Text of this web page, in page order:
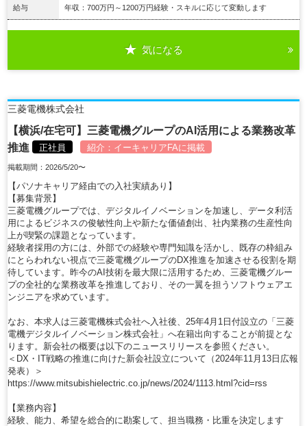
給与 年収：700万円～1200万円経験・スキルに応じて変動します
気になる
三菱電機株式会社
【横浜/在宅可】三菱電機グループのAI活用による業務改革
推進
正社員 紹介： イーキャリアFAに掲載
掲載期間：2026/5/20〜
【パソナキャリア経由での入社実績あり】
【募集背景】
三菱電機グループでは、デジタルイノベーションを加速し、データ利活
用によるビジネスの俊敏性向上や新たな価値創出、社内業務の生産性向
上が喫緊の課題となっています。
経験者採用の方には、外部での経験や専門知識を活かし、既存の枠組み
にとらわれない視点で三菱電機グループのDX推進を加速させる役割を期
待しています。昨今のAI技術を最大限に活用するため、三菱電機グルー
プの全社的な業務改革を推進しており、その一翼を担うソフトウェアエ
ンジニアを求めています。
なお、本求人は三菱電機株式会社へ入社後、25年4月1日付設立の「三菱
電機デジタルイノベーション株式会社」へ在籍出向することが前提とな
ります。新会社の概要は以下のニュースリリースを参照ください。
＜DX・IT戦略の推進に向けた新会社設立について（2024年11月13日広報
発表）＞
https://www.mitsubishielectric.co.jp/news/2024/1113.html?cid=rss
【業務内容】
経験、能力、希望を総合的に勘案して、担当職務・比重を決定します